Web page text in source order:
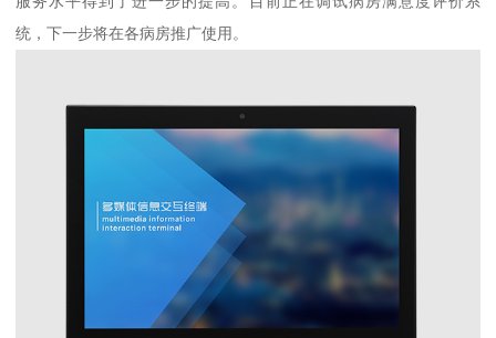
统，下一步将在各病房推广使用。